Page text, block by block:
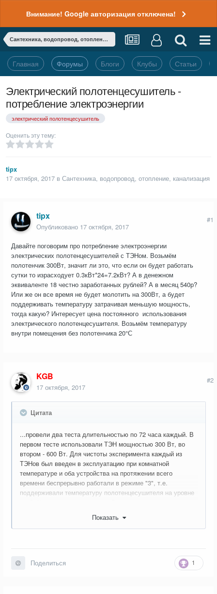
Внимание! Google авторизация отключена!
Сантехника, водопровод, отопление, канализация
Главная Форумы Блоги Клубы Статьи
Электрический полотенцесушитель -
потребление электроэнергии
электрический полотенцесушитель
Оценить эту тему:
tipx
17 октября, 2017 в Сантехника, водопровод, отопление, канализация
tipx
Опубликовано 17 октября, 2017
#1
Давайте поговорим про потребление электроэнергии
электрических полотенцесушителей с ТЭНом. Возьмём
полотенчик 300Вт, значит ли это, что если он будет работать
сутки то израсходует 0.3кВт*24=7.2кВт? А в денежном
эквиваленте 18 честно заработанных рублей? А в месяц 540р?
Или же он все время не будет молотить на 300Вт, а будет
поддерживать температуру затрачивая меньшую мощность,
тогда какую? Интересует цена постоянного использования
электрического полотенцесушителя. Возьмём температуру
внутри помещения без полотенчика 20°С
KGB
17 октября, 2017
#2
Цитата
...провели два теста длительностью по 72 часа каждый. В
первом тесте использовали ТЭН мощностью 300 Вт, во
втором - 600 Вт. Для чистоты эксперимента каждый из
ТЭНов был введен в эксплуатацию при комнатной
температуре и оба устройства на протяжении всего
времени беспрерывно работали в режиме "3", т.е.
поддерживали температуру полотенцесушителя на уровне
300
600
кВт⋅ч
9,6
Показать
1
Поделиться